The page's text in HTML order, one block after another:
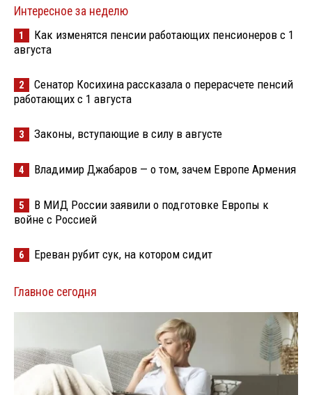
Интересное за неделю
1
Как изменятся пенсии работающих пенсионеров с 1
августа
2
Сенатор Косихина рассказала о перерасчете пенсий
работающих с 1 августа
3 Законы, вступающие в силу в августе
4 Владимир Джабаров — о том, зачем Европе Армения
5
В МИД России заявили о подготовке Европы к
войне с Россией
6 Ереван рубит сук, на котором сидит
Главное сегодня